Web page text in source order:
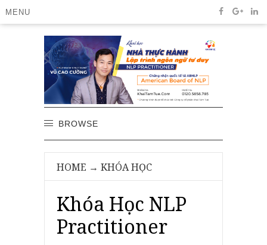
MENU
BROWSE
HOME → KHÓA HỌC
Khóa Học NLP
Practitioner